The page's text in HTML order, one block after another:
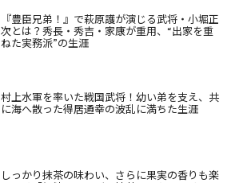
『豊臣兄弟！』で萩原護が演じる武将・小堀正
次とは？秀長・秀吉・家康が重用、“出家を重
ねた実務派”の生涯
村上水軍を率いた戦国武将！幼い弟を支え、共
に海へ散った得居通幸の波乱に満ちた生涯
しっかり抹茶の味わい、さらに果実の香りも楽